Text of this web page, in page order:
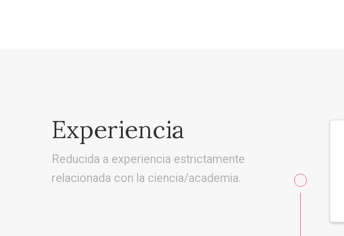
Experiencia
Reducida a experiencia estrictamente
relacionada con la ciencia/academia.